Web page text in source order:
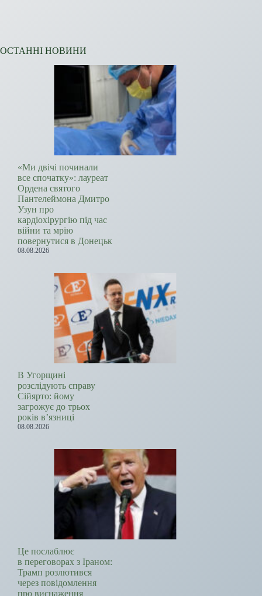
ОСТАННІ НОВИНИ
«Ми двічі починали
все спочатку»: лауреат
Ордена святого
Пантелеймона Дмитро
Узун про
кардіохірургію під час
війни та мрію
повернутися в Донецьк
08.08.2026
В Угорщині
розслідують справу
Сійярто: йому
загрожує до трьох
років в’язниці
08.08.2026
Це послаблює
в переговорах з Іраном:
Трамп розлютився
через повідомлення
про виснаження